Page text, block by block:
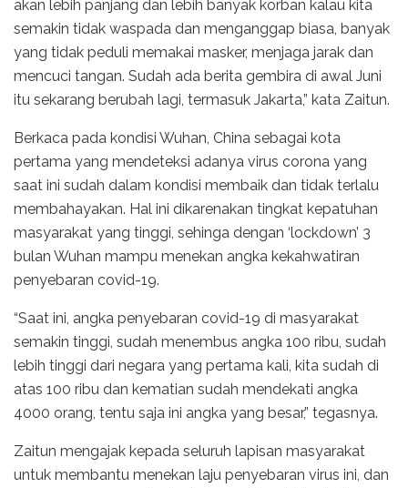
akan lebih panjang dan lebih banyak korban kalau kita
semakin tidak waspada dan menganggap biasa, banyak
yang tidak peduli memakai masker, menjaga jarak dan
mencuci tangan. Sudah ada berita gembira di awal Juni
itu sekarang berubah lagi, termasuk Jakarta,” kata Zaitun.
Berkaca pada kondisi Wuhan, China sebagai kota
pertama yang mendeteksi adanya virus corona yang
saat ini sudah dalam kondisi membaik dan tidak terlalu
membahayakan. Hal ini dikarenakan tingkat kepatuhan
masyarakat yang tinggi, sehinga dengan ‘lockdown’ 3
bulan Wuhan mampu menekan angka kekahwatiran
penyebaran covid-19.
“Saat ini, angka penyebaran covid-19 di masyarakat
semakin tinggi, sudah menembus angka 100 ribu, sudah
lebih tinggi dari negara yang pertama kali, kita sudah di
atas 100 ribu dan kematian sudah mendekati angka
4000 orang, tentu saja ini angka yang besar,” tegasnya.
Zaitun mengajak kepada seluruh lapisan masyarakat
untuk membantu menekan laju penyebaran virus ini, dan